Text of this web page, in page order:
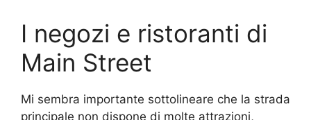
I negozi e ristoranti di
Main Street
Mi sembra importante sottolineare che la strada
principale non dispone di molte attrazioni,